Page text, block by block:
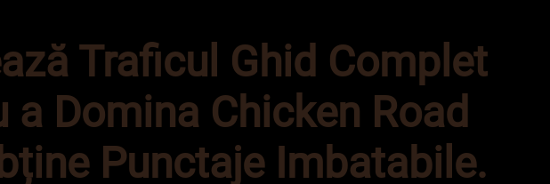
Traficul Ghid Complet
a Domina Chicken Road
Punctaje Imbatabile.